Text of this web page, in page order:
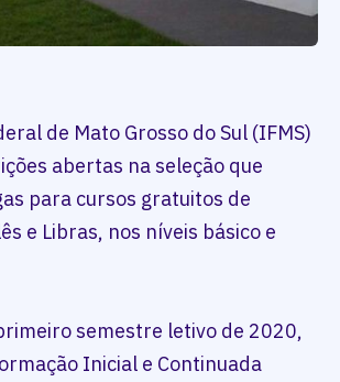
de Mato Grosso do Sul (IFMS)
abertas na seleção que
para cursos gratuitos de
e Libras, nos níveis básico e
semestre letivo de 2020,
Inicial e Continuada